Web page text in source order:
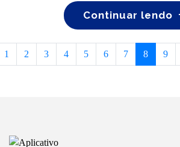
Continuar lendo
1 2 3 4 5 6 7 8 9